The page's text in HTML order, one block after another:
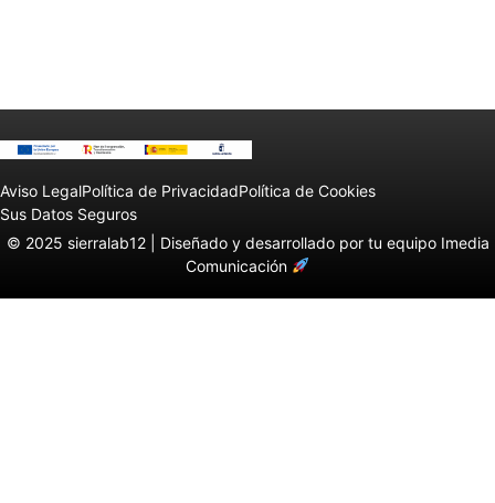
Aviso LegalPolítica de PrivacidadPolítica de Cookies
Sus Datos Seguros
© 2025 sierralab12 | Diseñado y desarrollado por tu equipo Imedia
Comunicación